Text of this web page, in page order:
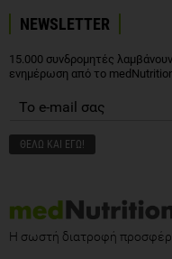
NEWSLETTER
15.000 συνδρομητές
ενημέρωση από το
Η σωστή διατροφή